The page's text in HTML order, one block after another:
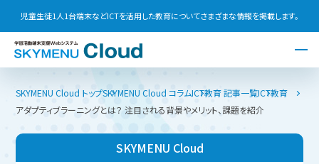
児童生徒1人1台端末などICTを活用した教育についてさまざまな情報を掲載します。
SKYMENU Cloud トップSKYMENU Cloud コラムICT教育 記事一覧ICT教育
アダプティブラーニングとは？ 注目される背景やメリット、課題を紹介
SKYMENU Cloud